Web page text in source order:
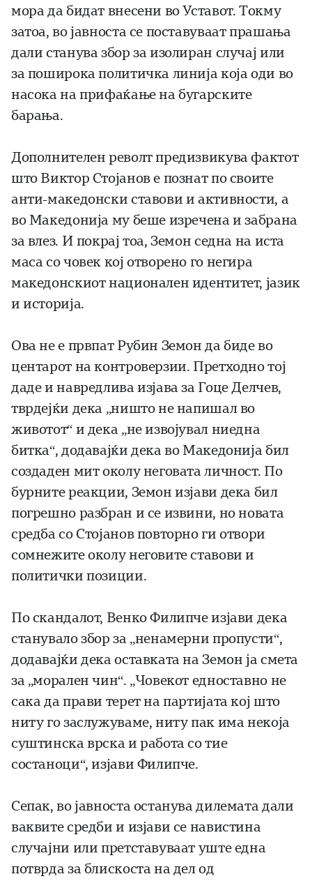
мора да бидат внесени во Уставот. Токму
затоа, во јавноста се поставуваат прашања
дали станува збор за изолиран случај или
за поширока политичка линија која оди во
насока на прифаќање на бугарските
барања.
Дополнителен револт предизвикува фактот
што Виктор Стојанов е познат по своите
анти-македонски ставови и активности, а
во Македонија му беше изречена и забрана
за влез. И покрај тоа, Земон седна на иста
маса со човек кој отворено го негира
македонскиот национален идентитет, јазик
и историја.
Ова не е првпат Рубин Земон да биде во
центарот на контроверзии. Претходно тој
даде и навредлива изјава за Гоце Делчев,
тврдејќи дека „ништо не напишал во
животот“ и дека „не извојувал ниедна
битка“, додавајќи дека во Македонија бил
создаден мит околу неговата личност. По
бурните реакции, Земон изјави дека бил
погрешно разбран и се извини, но новата
средба со Стојанов повторно ги отвори
сомнежите околу неговите ставови и
политички позиции.
По скандалот, Венко Филипче изјави дека
станувало збор за „ненамерни пропусти“,
додавајќи дека оставката на Земон ја смета
за „морален чин“. „Човекот едноставно не
сака да прави терет на партијата кој што
ниту го заслужуваме, ниту пак има некоја
суштинска врска и работа со тие
состаноци“, изјави Филипче.
Сепак, во јавноста останува дилемата дали
ваквите средби и изјави се навистина
случајни или претставуваат уште една
потврда за блискоста на дел од